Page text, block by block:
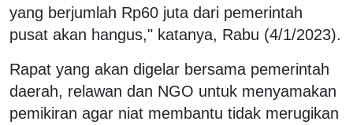
yang berjumlah Rp60 juta dari pemerintah
pusat akan hangus," katanya, Rabu (4/1/2023).
Rapat yang akan digelar bersama pemerintah
daerah, relawan dan NGO untuk menyamakan
pemikiran agar niat membantu tidak merugikan